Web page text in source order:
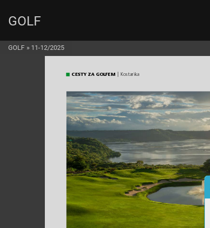
CESTY ZA GOLFEM | Kostarika
GOLF
GOLF » 11-12/2025